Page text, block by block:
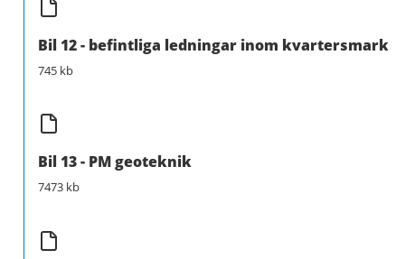
Bil 12 - befintliga ledningar inom kvartersmark
745 kb
Bil 13 - PM geoteknik
7473 kb